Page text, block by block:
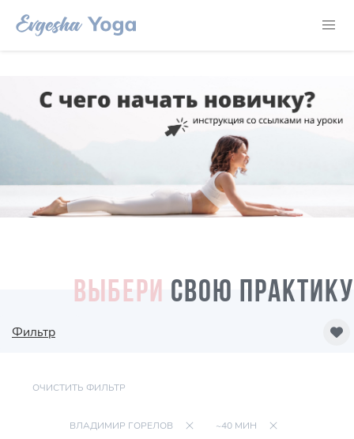
ВЫБЕРИ СВОЮ ПРАКТИКУ
Фильтр
ОЧИСТИТЬ ФИЛЬТР
ВЛАДИМИР ГОРЕЛОВ ~40 МИН